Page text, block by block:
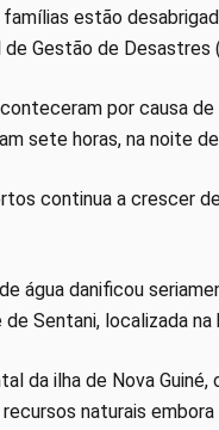
estão
de Gestão de Desastres
por causa
sete horas, na noite
continua a crescer
água danificou
Sentani, localizada
da ilha de Nova
naturais